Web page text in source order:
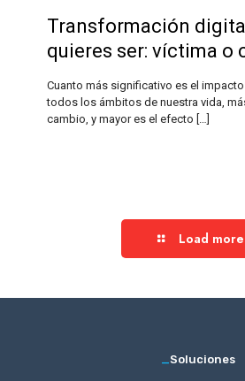
Transformación
quieres ser: víctima o
Cuanto más significativo es el
todos los ámbitos de nuestra vida,
cambio, y mayor es el efecto […]
Load more
_Soluciones